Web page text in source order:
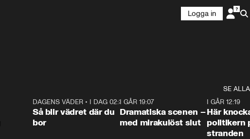
Logga in
SE ALLA
1:06
DAGENS VÄDER• I DAG 02:30
Så blir vädret där du
bor
I GÅR 19:07
Dramatiska scenen –
med mirakulöst slut
I GÅR 12:19
Här
politikern
stranden